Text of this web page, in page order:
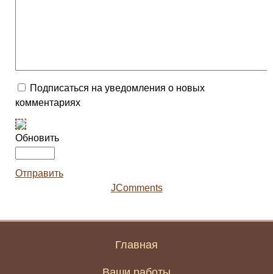
Подписаться на уведомления о новых
комментариях
Обновить
Отправить
JComments
Главная